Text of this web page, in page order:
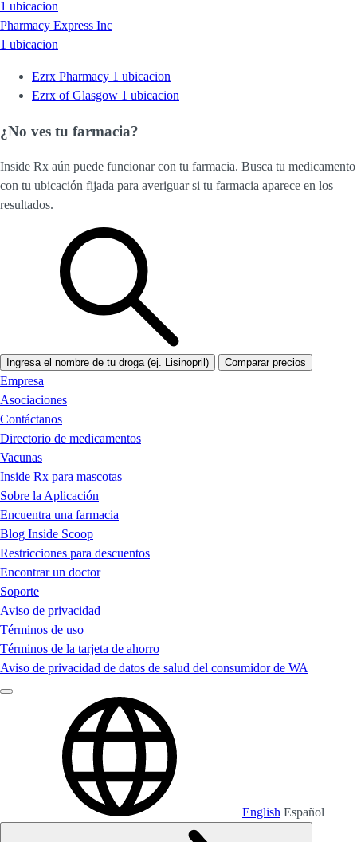
1 ubicacion
Pharmacy Express Inc
1 ubicacion
Ezrx Pharmacy 1 ubicacion
Ezrx of Glasgow 1 ubicacion
¿No ves tu farmacia?
Inside Rx aún puede funcionar con tu farmacia. Busca tu medicamento
con tu ubicación fijada para averiguar si tu farmacia aparece en los
resultados.
Ingresa el nombre de tu droga (ej. Lisinopril) Comparar precios
Empresa
Asociaciones
Contáctanos
Directorio de medicamentos
Vacunas
Inside Rx para mascotas
Sobre la Aplicación
Encuentra una farmacia
Blog Inside Scoop
Restricciones para descuentos
Encontrar un doctor
Soporte
Aviso de privacidad
Términos de uso
Términos de la tarjeta de ahorro
Aviso de privacidad de datos de salud del consumidor de WA
English Español